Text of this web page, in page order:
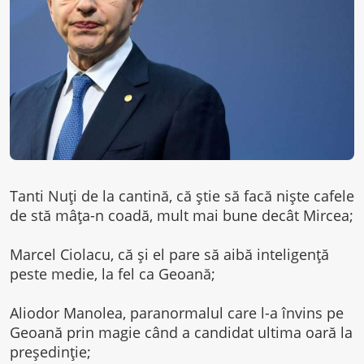
Tanti Nuți de la cantină, că știe să facă niște cafele
de stă mâța-n coadă, mult mai bune decât Mircea;
Marcel Ciolacu, că și el pare să aibă inteligență
peste medie, la fel ca Geoană;
Aliodor Manolea, paranormalul care l-a învins pe
Geoană prin magie când a candidat ultima oară la
președinție;